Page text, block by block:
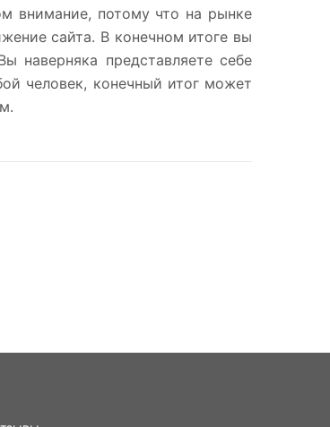
внимание, потому что на рынке
сайта. В конечном итоге вы
наверняка представляете себе
человек, конечный итог может